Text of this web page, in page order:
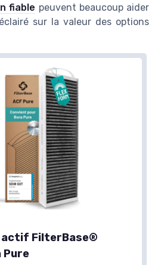
fiable peuvent beaucoup aider
sur la valeur des options
actif FilterBase®
Pure